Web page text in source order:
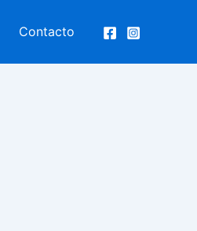
Contacto